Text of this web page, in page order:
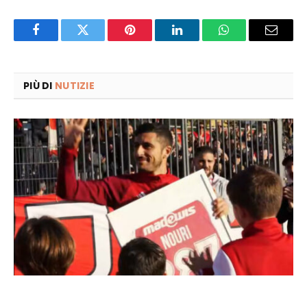
FacebookTwitter Pinterest LinkedInWhatsAppEmail
PIÙ DI NUTIZIE